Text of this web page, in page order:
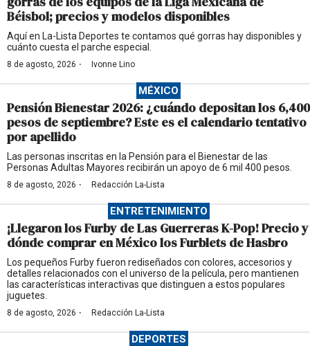
Béisbol; precios y modelos disponibles
Aquí en La-Lista Deportes te contamos qué gorras hay disponibles y
cuánto cuesta el parche especial.
8 de agosto, 2026 · Ivonne Lino
MÉXICO
Pensión Bienestar 2026: ¿cuándo depositan los 6,400
pesos de septiembre? Este es el calendario tentativo
por apellido
Las personas inscritas en la Pensión para el Bienestar de las
Personas Adultas Mayores recibirán un apoyo de 6 mil 400 pesos.
8 de agosto, 2026 · Redacción La-Lista
ENTRETENIMIENTO
¡Llegaron los Furby de Las Guerreras K-Pop! Precio y
dónde comprar en México los Furblets de Hasbro
Los pequeños Furby fueron rediseñados con colores, accesorios y
detalles relacionados con el universo de la película, pero mantienen
las características interactivas que distinguen a estos populares
juguetes.
8 de agosto, 2026 · Redacción La-Lista
DEPORTES